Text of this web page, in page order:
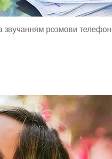
звучанням розмови